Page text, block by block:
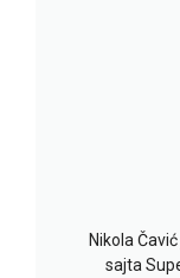
Nikola
sajta